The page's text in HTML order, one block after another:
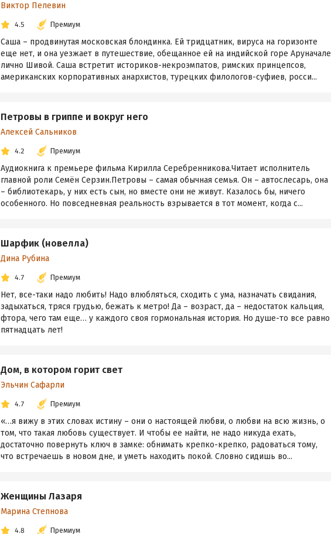
Виктор Пелевин
4.5 Премиум
Саша – продвинутая московская блондинка. Ей тридцатник, вируса на горизонте
еще нет, и она уезжает в путешествие, обещанное ей на индийской горе Аруначале
лично Шивой. Саша встретит историков-некроэмпатов, римских принцепсов,
американских корпоративных анархистов, турецких филологов-суфиев, росси...
Петровы в гриппе и вокруг него
Алексей Сальников
4.2 Премиум
Аудиокнига к премьере фильма Кирилла Серебренникова.Читает исполнитель
главной роли Семён Серзин.Петровы – самая обычная семья. Он – автослесарь, она
– библиотекарь, у них есть сын, но вместе они не живут. Казалось бы, ничего
особенного. Но повседневная реальность взрывается в тот момент, когда с...
Шарфик (новелла)
Дина Рубина
4.7 Премиум
Нет, все-таки надо любить! Надо влюбляться, сходить с ума, назначать свидания,
задыхаться, тряся грудью, бежать к метро! Да – возраст, да – недостаток кальция,
фтора, чего там еще… у каждого своя гормональная история. Но душе-то все равно
пятнадцать лет!
Дом, в котором горит свет
Эльчин Сафарли
4.7 Премиум
«…я вижу в этих словах истину – они о настоящей любви, о любви на всю жизнь, о
том, что такая любовь существует. И чтобы ее найти, не надо никуда ехать,
достаточно повернуть ключ в замке: обнимать крепко-крепко, радоваться тому,
что встречаешь в новом дне, и уметь находить покой. Словно сидишь во...
Женщины Лазаря
Марина Степнова
4.8 Премиум